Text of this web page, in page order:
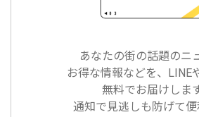
あなたの街の話題のニ
お得な情報などを、LINE
無料でお届けします
通知で見逃しも防げて便